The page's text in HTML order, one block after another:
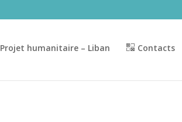
Projet humanitaire – Liban Contacts